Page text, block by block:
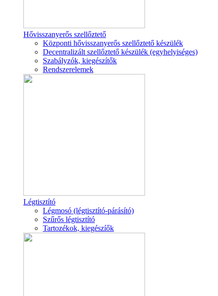
Hővisszanyerős szellőztető
Központi hővisszanyerős szellőztető készülék
Decentralizált szellőztető készülék (egyhelyiséges)
Szabályzók, kiegészítők
Rendszerelemek
Légtisztító
Légmosó (légtisztító-párásító)
Szűrős légtisztító
Tartozékok, kiegészíők